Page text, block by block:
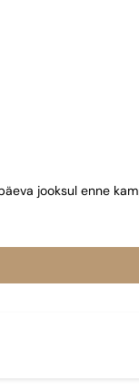
jooksul enne